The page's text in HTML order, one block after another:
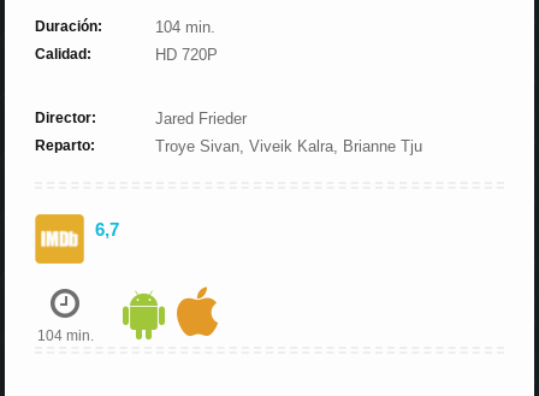
Duración: 104 min.
Calidad: HD 720P
Director: Jared Frieder
Reparto: Troye Sivan, Viveik Kalra, Brianne Tju
6,7
104 min.